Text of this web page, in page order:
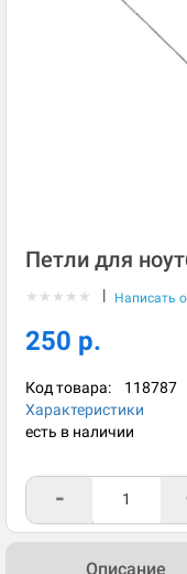
Петли для
★ ★ ★ ★ ★ | Написать
250 р.
Код товара: 118787
Характеристики
есть в наличии
-
Описание